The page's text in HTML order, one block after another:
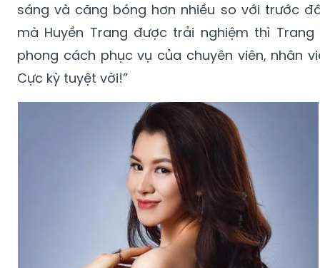
sáng và căng bóng hơn nhiều so với trước
mà Huyền Trang được trải nghiệm thì
phong cách phục vụ của chuyên viên, nhân
Cực kỳ tuyệt vời!”